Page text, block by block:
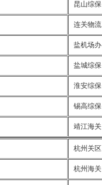
昆山综保
连关物流
盐机场办
盐城综保
淮安综保
锡高综保
靖江海关
杭州关区
杭州海关